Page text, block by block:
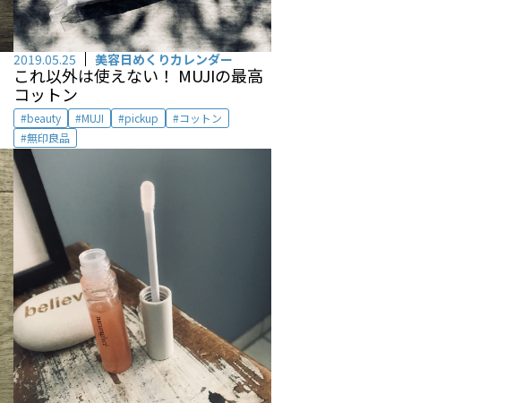
2019.05.25 美容日めくりカレンダー
これ以外は使えない！ MUJIの最高
コットン
beauty MUJI pickup
コットン
無印良品